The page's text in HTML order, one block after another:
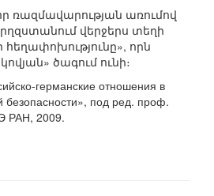
ռազմավարության առումով
վերջերս տեղի
հեղափոխությունը», որն
ծագում ունի։
германские отношения в
безопасности», под ред. проф.
РАН, 2009.